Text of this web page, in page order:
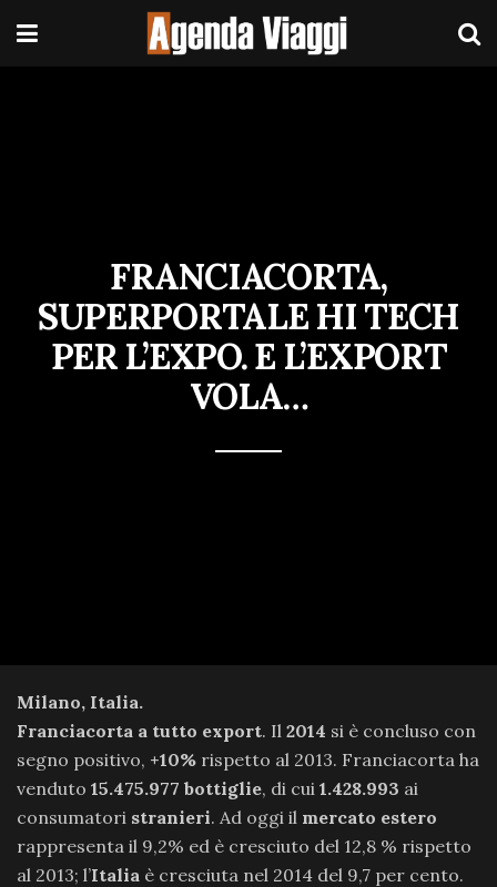
FRANCIACORTA,
SUPERPORTALE HI TECH
PER L’EXPO. E L’EXPORT
VOLA…
Milano, Italia.
Franciacorta a tutto export. Il 2014 si è concluso con
segno positivo, +10% rispetto al 2013. Franciacorta ha
venduto 15.475.977 bottiglie, di cui 1.428.993 ai
consumatori stranieri. Ad oggi il mercato estero
rappresenta il 9,2% ed è cresciuto del 12,8 % rispetto
al 2013; l’Italia è cresciuta nel 2014 del 9,7 per cento.